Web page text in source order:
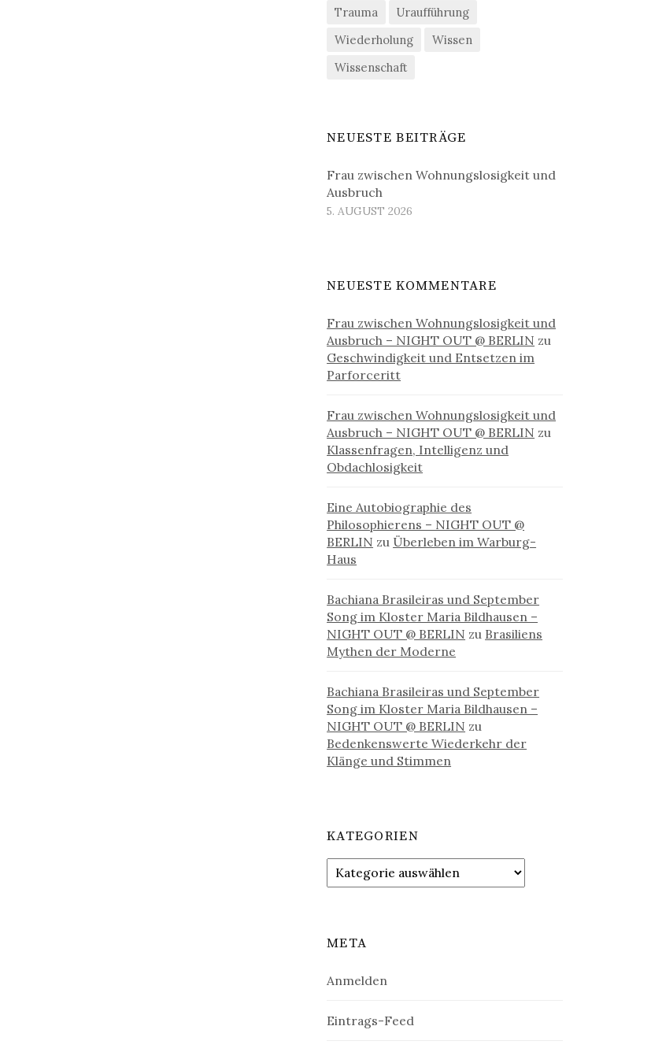
Trauma
Uraufführung
Wiederholung
Wissen
Wissenschaft
NEUESTE BEITRÄGE
Frau zwischen Wohnungslosigkeit und
Ausbruch
5. AUGUST 2026
NEUESTE KOMMENTARE
Frau zwischen Wohnungslosigkeit und
Ausbruch – NIGHT OUT @ BERLIN zu
Geschwindigkeit und Entsetzen im
Parforceritt
Frau zwischen Wohnungslosigkeit und
Ausbruch – NIGHT OUT @ BERLIN zu
Klassenfragen, Intelligenz und
Obdachlosigkeit
Eine Autobiographie des
Philosophierens – NIGHT OUT @
BERLIN zu Überleben im Warburg-
Haus
Bachiana Brasileiras und September
Song im Kloster Maria Bildhausen –
NIGHT OUT @ BERLIN zu Brasiliens
Mythen der Moderne
Bachiana Brasileiras und September
Song im Kloster Maria Bildhausen –
NIGHT OUT @ BERLIN zu
Bedenkenswerte Wiederkehr der
Klänge und Stimmen
KATEGORIEN
Kategorien
META
Anmelden
Eintrags-Feed